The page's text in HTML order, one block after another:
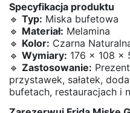
Specyfikacja produktu
🔹 Typ: Miska bufetowa
🔹 Materiał: Melamina
🔹 Kolor: Czarna
🔹 Wymiary: 176 x 108 x
🔹 Zastosowanie:
przystawek, sałatek,
bufetach, restauracjach i